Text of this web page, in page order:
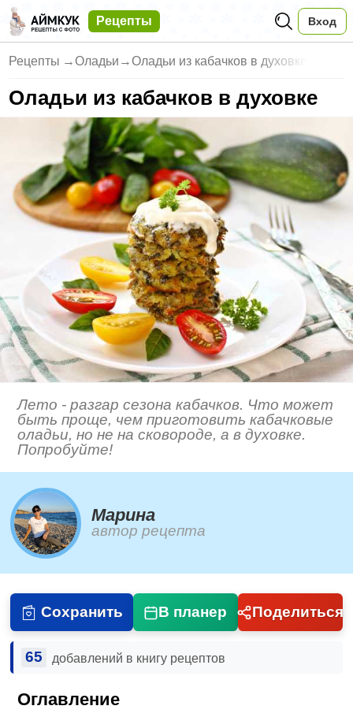
Рецепты Вход
Рецепты →Оладьи →Оладьи из кабачков в духовке
Оладьи из кабачков в духовке
Лето - разгар сезона кабачков. Что может
быть проще, чем приготовить кабачковые
оладьи, но не на сковороде, а в духовке.
Попробуйте!
Марина
автор рецепта
Сохранить В планер Поделиться
65 добавлений в книгу рецептов
Оглавление